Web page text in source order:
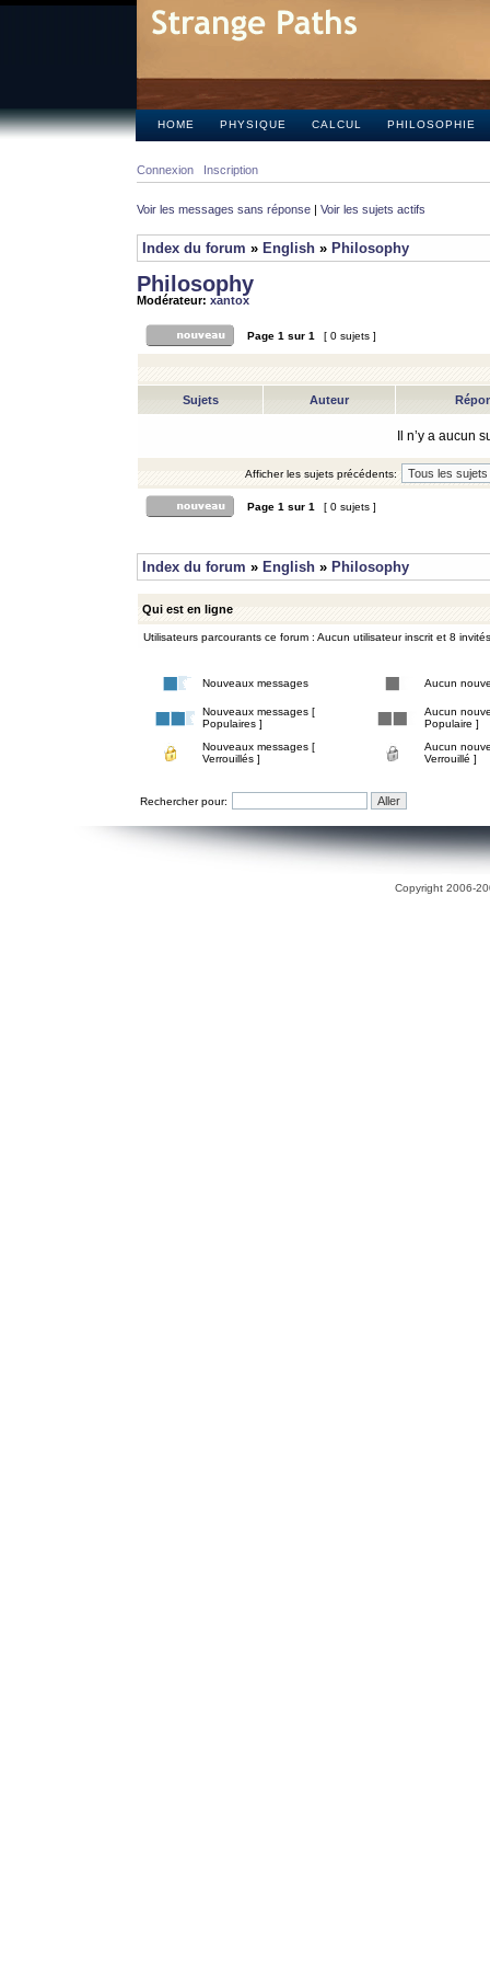
HOME PHYSIQUE CALCUL PHILOSOPHIE
Connexion Inscription
Voir les messages sans réponse | Voir les sujets actifs
Index du forum » English » Philosophy
Philosophy
Modérateur: xantox
Page 1 sur 1 [ 0 sujets ]
Sujets Auteur
Il n’y a aucun
Afficher les sujets précédents:
Page 1 sur 1 [ 0 sujets ]
Index du forum » English » Philosophy
Qui est en ligne
Utilisateurs parcourants ce forum : Aucun utilisateur inscrit et 8 invités
Nouveaux messages Aucun
Nouveaux messages [
Populaires ]
Aucun
Populaire ]
Nouveaux messages [
Verrouillés ]
Aucun
Verrouillé ]
Rechercher pour:
Copyright 2006-